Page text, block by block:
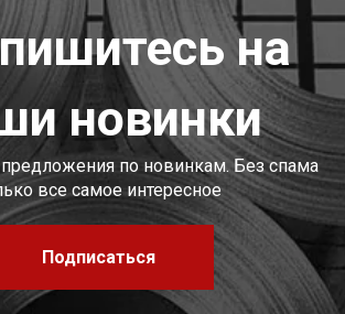
на
новинки
по новинкам. Без спама
все самое интересное
Подписаться